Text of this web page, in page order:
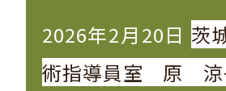
2026年2月20日 茨
術指導員室 原 涼